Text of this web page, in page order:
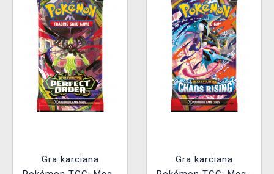
Gra karciana
Gra karciana